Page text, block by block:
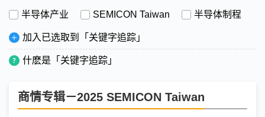
半导体产业 SEMICON Taiwan 半导体制程
加入已选取到「关键字追踪」
什麽是「关键字追踪」
商情专辑－2025 SEMICON Taiwan